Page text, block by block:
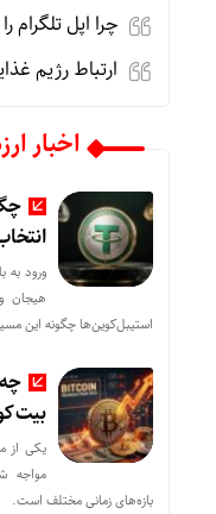
چرا اپل
ارتباط رژیم
اخبار
ورود به
هیجان
استیبل‌کوین‌ها چگونه این
بیت
یکی از
مواجه
بازه‌های زمانی مختلف است.